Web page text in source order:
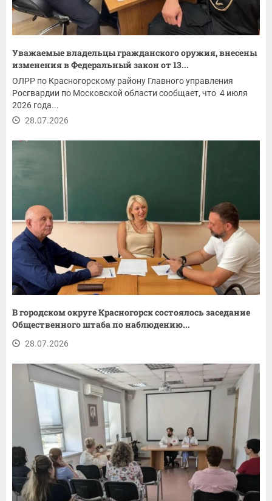
Уважаемые владельцы гражданского оружия, внесены
изменения в Федеральный закон от 13...
ОЛРР по Красногорскому району Главного управления
Росгвардии по Московской области сообщает, что 4 июля
2026 года...
28.07.2026
В городском округе Красногорск состоялось заседание
Общественного штаба по наблюдению...
28.07.2026